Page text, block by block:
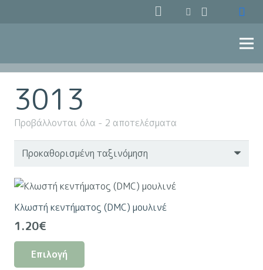
3013
Προβάλλονται όλα - 2 αποτελέσματα
Κλωστή κεντήματος (DMC) μουλινέ
1.20€
Επιλογή